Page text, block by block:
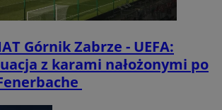
Górnik Zabrze - UEFA:
z karami nałożonymi po